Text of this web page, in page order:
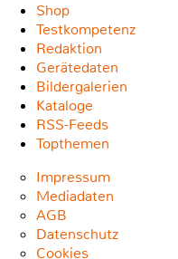
Shop
Testkompetenz
Redaktion
Gerätedaten
Bildergalerien
Kataloge
RSS-Feeds
Topthemen
Impressum
Mediadaten
AGB
Datenschutz
Cookies